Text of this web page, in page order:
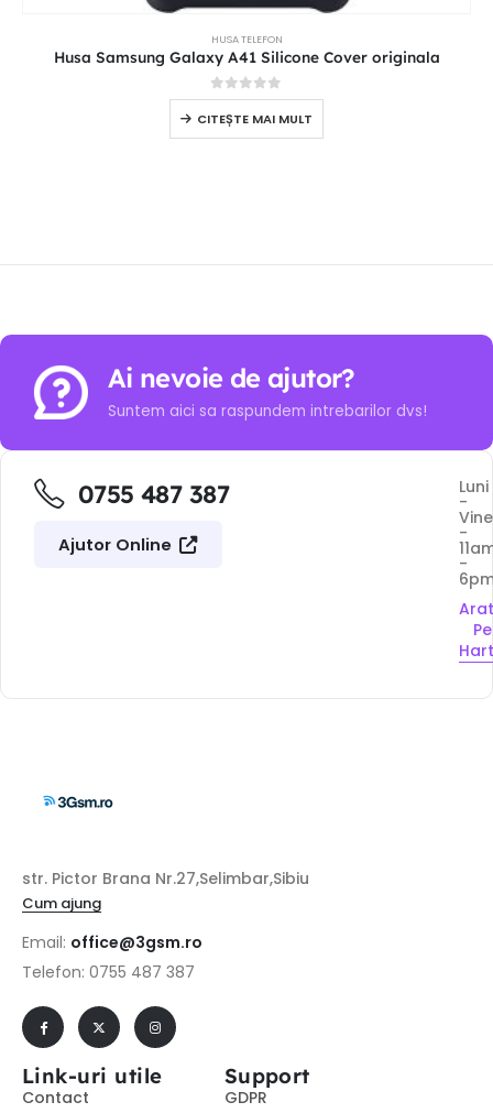
HUSA TELEFON
Husa Samsung Galaxy A41 Silicone Cover originala
0out of 5
CITEȘTE MAI MULT
Ai nevoie de ajutor?
Suntem aici sa raspundem intrebarilor dvs!
0755 487 387
Ajutor Online
Luni
-
-
-
Pe
str. Pictor Brana Nr.27,Selimbar,Sibiu
Cum ajung
Email: office@3gsm.ro
Telefon: 0755 487 387
Link-uri utile
Contact
Support
GDPR